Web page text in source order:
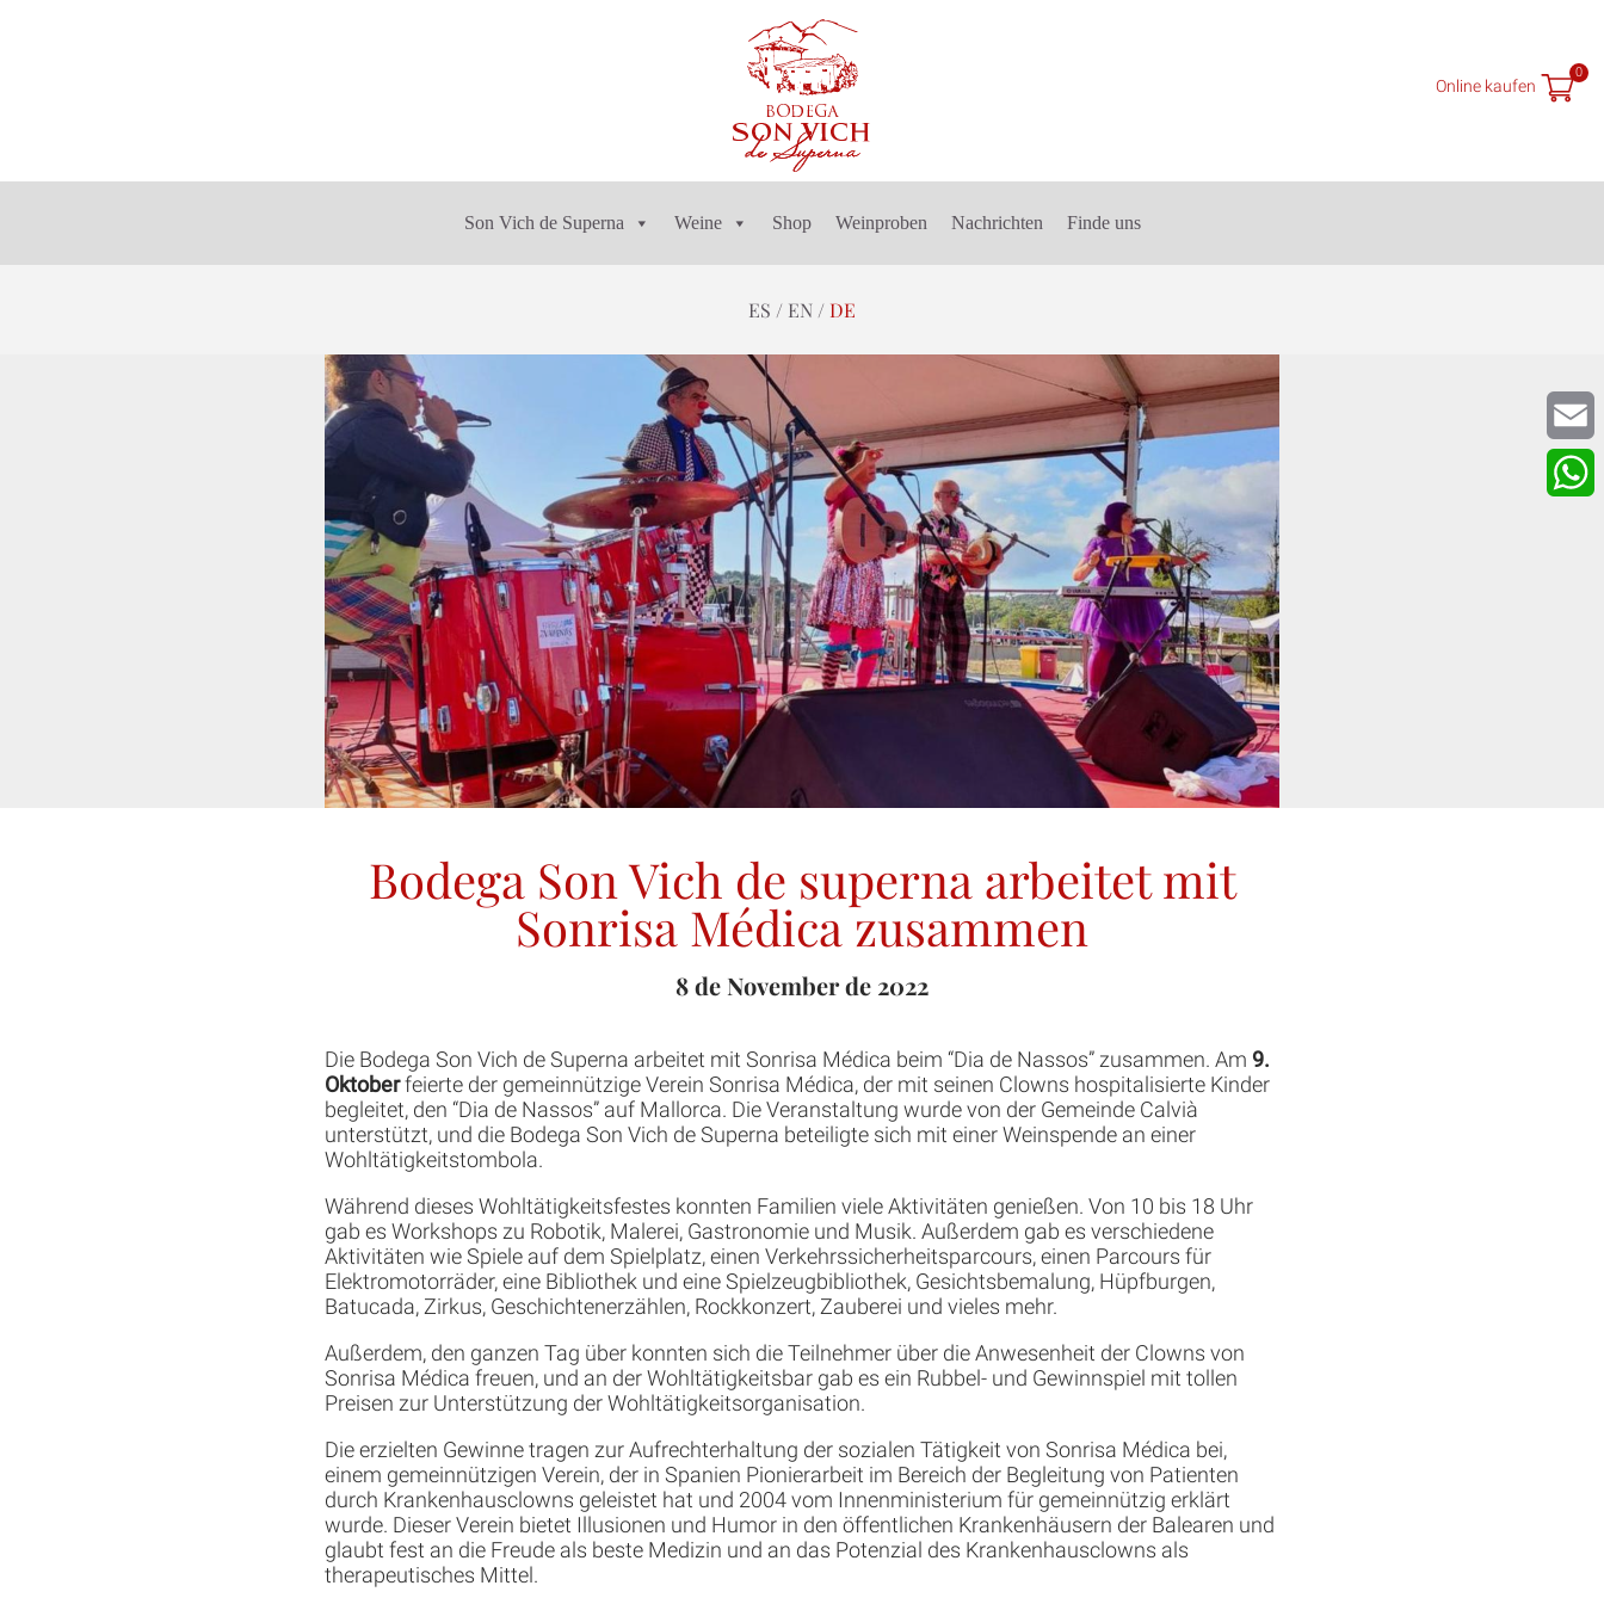
Online kaufen
0
Son Vich de Superna Weine Shop Weinproben Nachrichten Finde uns
ES EN DE
Bodega Son Vich de superna arbeitet mit
Sonrisa Médica zusammen
8 de November de 2022
Die Bodega Son Vich de Superna arbeitet mit Sonrisa Médica beim “Dia de Nassos” zusammen. Am 9.
Oktoberfeierte der gemeinnützige Verein Sonrisa Médica, der mit seinen Clowns hospitalisierte Kinder
begleitet, den “Dia de Nassos” auf Mallorca. Die Veranstaltung wurde von der Gemeinde Calvià
unterstützt, und die Bodega Son Vich de Superna beteiligte sich mit einer Weinspende an einer
Wohltätigkeitstombola.
Während dieses Wohltätigkeitsfestes konnten Familien viele Aktivitäten genießen. Von 10 bis 18 Uhr
gab es Workshops zu Robotik, Malerei, Gastronomie und Musik. Außerdem gab es verschiedene
Aktivitäten wie Spiele auf dem Spielplatz, einen Verkehrssicherheitsparcours, einen Parcours für
Elektromotorräder, eine Bibliothek und eine Spielzeugbibliothek, Gesichtsbemalung, Hüpfburgen,
Batucada, Zirkus, Geschichtenerzählen, Rockkonzert, Zauberei und vieles mehr.
Außerdem, den ganzen Tag über konnten sich die Teilnehmer über die Anwesenheit der Clowns von
Sonrisa Médica freuen, und an der Wohltätigkeitsbar gab es ein Rubbel- und Gewinnspiel mit tollen
Preisen zur Unterstützung der Wohltätigkeitsorganisation.
Die erzielten Gewinne tragen zur Aufrechterhaltung der sozialen Tätigkeit von Sonrisa Médica bei,
einem gemeinnützigen Verein, der in Spanien Pionierarbeit im Bereich der Begleitung von Patienten
durch Krankenhausclowns geleistet hat und 2004 vom Innenministerium für gemeinnützig erklärt
wurde. Dieser Verein bietet Illusionen und Humor in den öffentlichen Krankenhäusern der Balearen und
glaubt fest an die Freude als beste Medizin und an das Potenzial des Krankenhausclowns als
therapeutisches Mittel.
Email